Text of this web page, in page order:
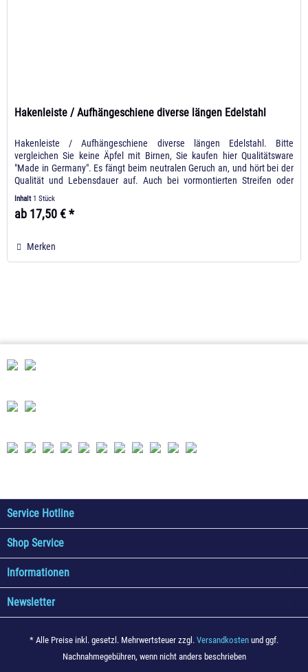
Hakenleiste / Aufhängeschiene diverse längen Edelstahl
Hakenleiste / Aufhängeschiene diverse längen Edelstahl. Bitte
vergleichen Sie keine Äpfel mit Birnen, Sie kaufen hier Qualitätsware
"Made in Germany". Es fängt beim neutralen Geruch an, und hört bei der
Qualität und Lebensdauer auf. Auch bei vormontierten Streifen oder
vorgefertigte Vorhänge, werden als Halter nicht wie bei der
Inhalt1 Stück
ab 17,50 € *
Merken
Service Hotline
Shop Service
Informationen
Newsletter
* Alle Preise inkl. gesetzl. Mehrwertsteuer zzgl. Versandkosten und ggf.
Nachnahmegebühren, wenn nicht anders beschrieben